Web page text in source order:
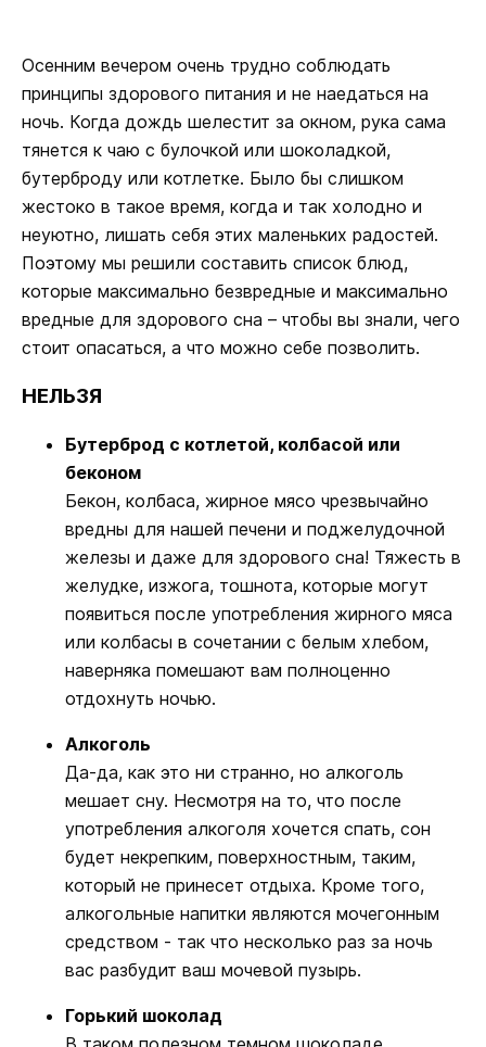
Осенним вечером очень трудно соблюдать
принципы здорового питания и не наедаться на
ночь. Когда дождь шелестит за окном, рука сама
тянется к чаю с булочкой или шоколадкой,
бутерброду или котлетке. Было бы слишком
жестоко в такое время, когда и так холодно и
неуютно, лишать себя этих маленьких радостей.
Поэтому мы решили составить список блюд,
которые максимально безвредные и максимально
вредные для здорового сна – чтобы вы знали, чего
стоит опасаться, а что можно себе позволить.
НЕЛЬЗЯ
Бутерброд с котлетой, колбасой или
беконом
Бекон, колбаса, жирное мясо чрезвычайно
вредны для нашей печени и поджелудочной
железы и даже для здорового сна! Тяжесть в
желудке, изжога, тошнота, которые могут
появиться после употребления жирного мяса
или колбасы в сочетании с белым хлебом,
наверняка помешают вам полноценно
отдохнуть ночью.
Алкоголь
Да-да, как это ни странно, но алкоголь
мешает сну. Несмотря на то, что после
употребления алкоголя хочется спать, сон
будет некрепким, поверхностным, таким,
который не принесет отдыха. Кроме того,
алкогольные напитки являются мочегонным
средством - так что несколько раз за ночь
вас разбудит ваш мочевой пузырь.
Горький шоколад